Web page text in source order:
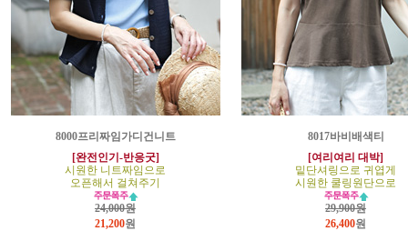
8000프리짜임가디건니트
[완전인기-반응굿]
시원한 니트짜임으로
오픈해서 걸쳐주기
24,000원
21,200원
8017바비배색티
[여리여리 대박]
밑단셔링으로 귀엽게
시원한 쿨링원단으로
29,900원
26,400원